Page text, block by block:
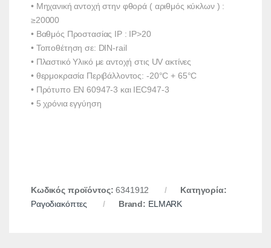
• Μηχανική αντοχή στην φθορά ( αριθμός κύκλων ) :
≥20000
• Βαθμός Προστασίας IP : IP>20
• Τοποθέτηση σε: DIN-rail
• Πλαστικό Υλικό με αντοχή στις UV ακτίνες
• θερμοκρασία Περιβάλλοντος: -20°C + 65°C
• Πρότυπο EN 60947-3 και IEC947-3
• 5 χρόνια εγγύηση
Κωδικός προϊόντος:6341912
Κατηγορία:
Ραγοδιακόπτες
Brand: ELMARK